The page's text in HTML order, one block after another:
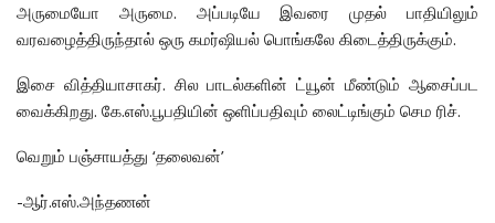
அருமையோ அருமை. அப்படியே இவரை முதல் பாதியிலும்
வரவழைத்திருந்தால் ஒரு கமர்ஷியல் பொங்கலே கிடைத்திருக்கும்.
இசை வித்தியாசாகர். சில பாடல்களின் ட்யூன் மீண்டும் ஆசைப்பட
வைக்கிறது. கே.எஸ்.பூபதியின் ஒளிப்பதிவும் லைட்டிங்கும் செம ரிச்.
வெறும் பஞ்சாயத்து ‘தலைவன்’
-ஆர்.எஸ்.அந்தணன்